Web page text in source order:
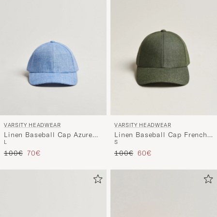
Stil"
zu
aktivieren
und
erleben
eine
Auswahl,
VARSITY HEADWEAR
Linen Baseball Cap Azure
Blue
L
Regulärer Preis
100€ Reduzierter Preis
70€
VARSITY HEADWEAR
Linen Baseball Cap French
Olive
S
Regulärer Preis
100€ Reduzierter Preis
60€